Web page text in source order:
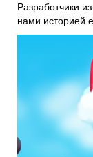
Разработчики
нами историей